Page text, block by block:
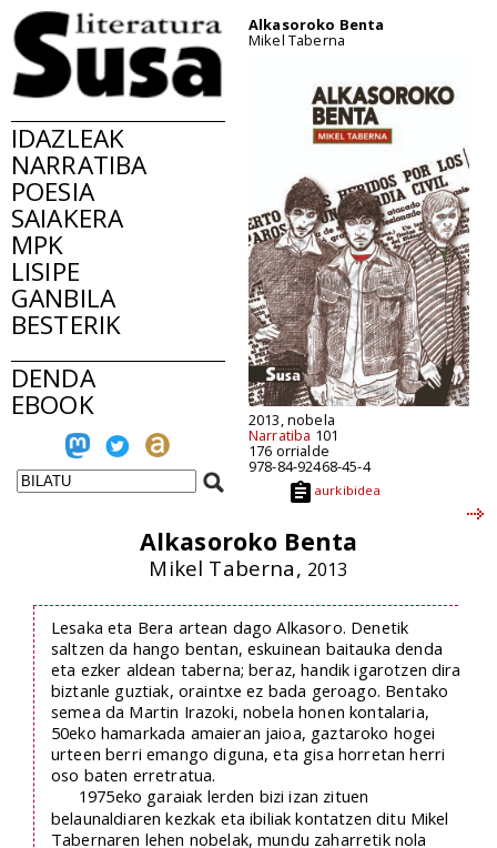
IDAZLEAK
NARRATIBA
POESIA
SAIAKERA
MPK
LISIPE
GANBILA
BESTERIK
DENDA
EBOOK
Alkasoroko Benta
Mikel Taberna
2013, nobela
Narratiba 101
176 orrialde
978-84-92468-45-4
aurkibidea
Alkasoroko Benta
Mikel Taberna, 2013
Lesaka eta Bera artean dago Alkasoro. Denetik
saltzen da hango bentan, eskuinean baitauka denda
eta ezker aldean taberna; beraz, handik igarotzen dira
biztanle guztiak, oraintxe ez bada geroago. Bentako
semea da Martin Irazoki, nobela honen kontalaria,
50eko hamarkada amaieran jaioa, gaztaroko hogei
urteen berri emango diguna, eta gisa horretan herri
oso baten erretratua.
1975eko garaiak lerden bizi izan zituen
belaunaldiaren kezkak eta ibiliak kontatzen ditu Mikel
Tabernaren lehen nobelak, mundu zaharretik nola